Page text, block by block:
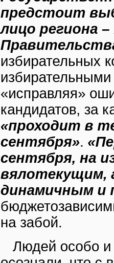
предстоит
лицо региона
избирательных
«исправляя»
кандидатов, за
«проходит в
сентября».
сентября, на
вялотекущим,
динамичным и
на забой.
Людей особо и